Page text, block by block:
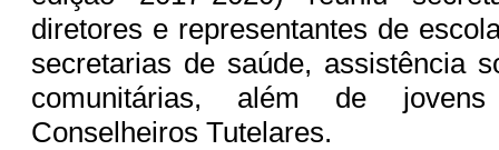
diretores e representantes de
secretarias de saúde, assistência
comunitárias, além de
Conselheiros Tutelares.